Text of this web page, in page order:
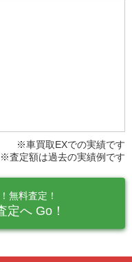
※車買取EXでの実績です
※査定額は過去の実績例です
無料査定！
定へ Go！